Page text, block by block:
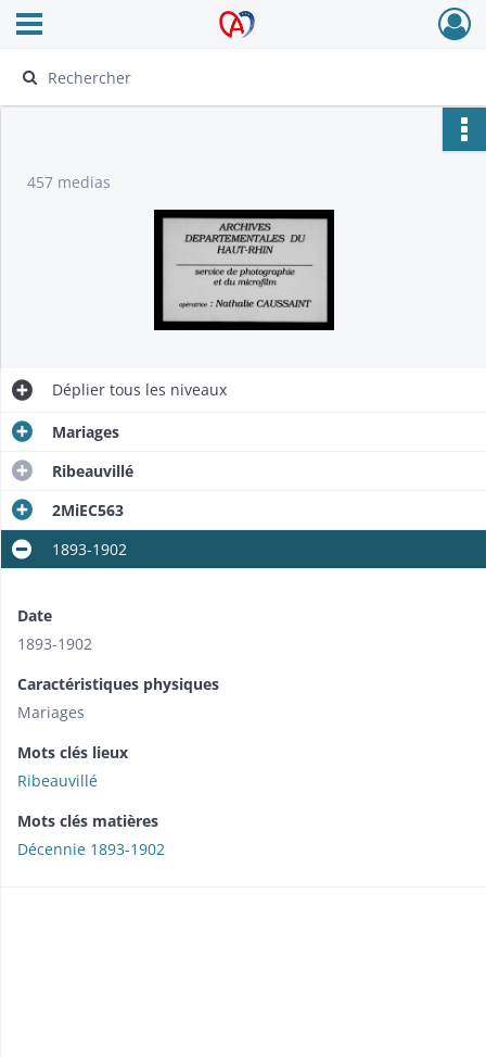
Archives Alsace - Colmar
Ouvrir le menu déroulant
457 medias
Déplier tous les niveaux
Mariages
Ribeauvillé
2MiEC563
1893-1902
Date
1893-1902
Caractéristiques physiques
Mariages
Mots clés lieux
Ribeauvillé
Mots clés matières
Décennie 1893-1902